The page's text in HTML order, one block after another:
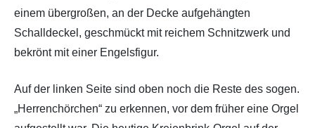
einem übergroßen, an der Decke aufgehängten
Schalldeckel, geschmückt mit reichem Schnitzwerk und
bekrönt mit einer Engelsfigur.
Auf der linken Seite sind oben noch die Reste des sogen.
„Herrenchörchen“ zu erkennen, vor dem früher eine Orgel